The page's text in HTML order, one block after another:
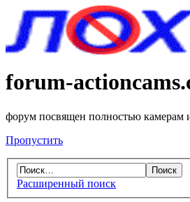
forum-
форум посвящен полностью камерам
Пропустить
Расширенный поиск